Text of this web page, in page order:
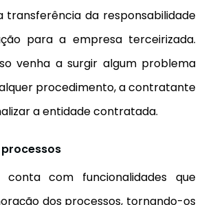
transferência da responsabilidade
para a empresa terceirizada.
venha a surgir algum problema
procedimento, a contratante
a entidade contratada.
conta com funcionalidades que
dos processos, tornando-os